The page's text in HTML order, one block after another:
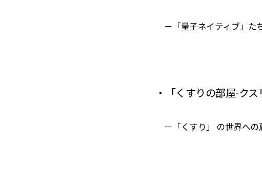
－「量子ネイティブ」た
・「くすりの部屋-ク
－「くすり」 の世界への